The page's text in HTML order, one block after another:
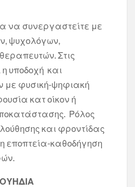
να συνεργαστείτε με
ψυχολόγων,
Στις
η υποδοχή και
με φυσική-ψηφιακή
κατ οίκον ή
Ρόλος
και φροντίδας
εποπτεία-καθοδήγηση